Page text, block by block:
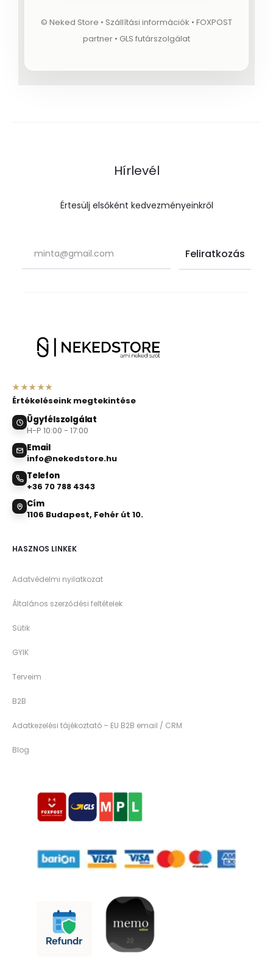
© Neked Store • Szállítási információk • FOXPOST
partner • GLS futárszolgálat
Hírlevél
Értesülj elsőként kedvezményeinkről
★★★★★
Értékeléseink megtekintése
Ügyfélszolgálat
H-P 10:00 - 17:00
Email
info@nekedstore.hu
Telefon
+36 70 788 4343
Cím
1106 Budapest, Fehér út 10.
HASZNOS LINKEK
Adatvédelmi nyilatkozat
Általános szerződési feltételek
Sütik
GYIK
Terveim
B2B
Adatkezelési tájékoztató – EU B2B email / CRM
Blog